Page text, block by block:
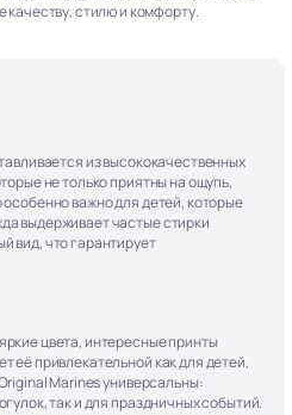
качеству, стилю и комфорту.
из высококачественных
не только приятны на ощупь,
важно для детей, которые
выдерживает частые стирки
вид, что гарантирует
цвета, интересные принты
её привлекательной как для детей,
Marines универсальны:
так и для праздничных событий.